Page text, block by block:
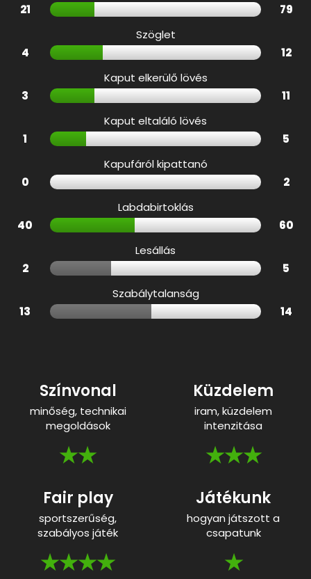
21
4
3
1
0
40
2
13
Szöglet
Kaput elkerülő lövés
Kaput eltaláló lövés
Kapufáról kipattanó
Labdabirtoklás
Lesállás
Szabálytalanság
79
12
11
5
2
60
5
14
Színvonal
minőség, technikai
megoldások
★★
Küzdelem
iram, küzdelem
intenzitása
★★★
Fair play
sportszerűség,
szabályos játék
★★★★
Játékunk
hogyan játszott a
csapatunk
★